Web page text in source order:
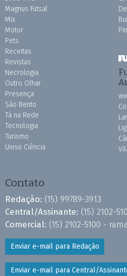
Magnus Futsal
Mix
Motor
Pets
Receitas
Revistas
Necrologia
Outro Olhar
Presença
São Bento
Tá na Rede
Tecnologia
Turismo
Uniso Ciência
Contato
Redação: (15) 99789-3913
Central/Assinante: (15) 2102-
Comercial: (15) 2102-5100 -
Enviar e-mail para Redação
Enviar e-mail para Central/